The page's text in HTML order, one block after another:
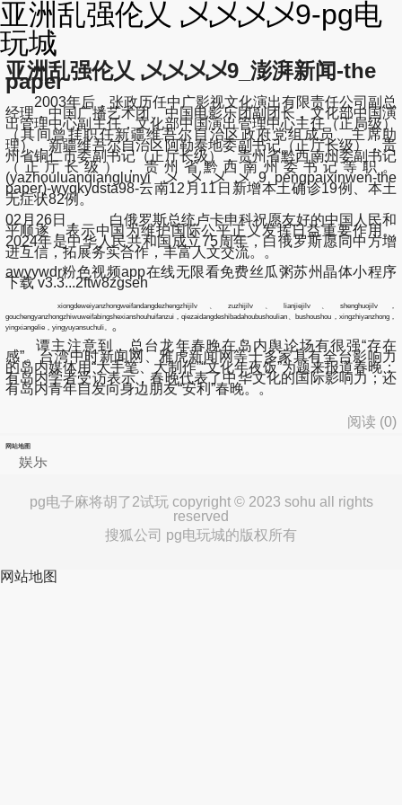
亚洲乱强伦乂 乄乄乄乄9-pg电
玩城
亚洲乱强伦乂 乄乄乄乄9_澎湃新闻-the
paper
2003年后，张政历任中广影视文化演出有限责任公司副总
经理，中国广播艺术团、中国电影乐团副团长，文化部中国演
出管理中心副主任，文化部中国演出管理中心主任（正局级）
（其间曾挂职任新疆维吾尔自治区政府党组成员、主席助
理），新疆维吾尔自治区阿勒泰地委副书记（正厅长级），贵
州省铜仁市委副书记（正厅长级），贵州省黔西南州委副书记
（正厅长级），贵州省黔西南州委书记等职。
(yazhouluanqianglunyi 乄乄乄乄9_pengpaixinwen-the
paper)-wyqkydsta98-云南12月11日新增本土确诊19例、本土
无症状82例。
02月26日， 白俄罗斯总统卢卡申科祝愿友好的中国人民和
平顺遂，表示中国为维护国际公平正义发挥日益重要作用。
2024年是中华人民共和国成立75周年，白俄罗斯愿同中方增
进互信，拓展务实合作，丰富人文交流。。
awyywdr粉色视频app在线无限看免费丝瓜粥苏州晶体小程序
下载 v3.3...2ftw8zgseh
xiongdeweiyanzhongweifandangdezhengzhijilv、zuzhijilv、lianjiejilv、shenghuojilv，
gouchengyanzhongzhiwuweifabingshexianshouhuifanzui，qiezaidangdeshibadahoubushoulian、bushoushou，xingzhiyanzhong，
yingxiangelie，yingyuyansuchuli。
。
谭主注意到，总台龙年春晚在岛内舆论场有很强“存在
感”。台湾中时新闻网、雅虎新闻网等十多家具有全台影响力
的岛内媒体用“大手笔、大制作”“文化年夜饭”为题来报道春晚；
有岛内学者受访表示，春晚代表了中华文化的国际影响力；还
有岛内青年自发向身边朋友“安利”春晚。。
阅读 (0)
网站地图
娱乐
pg电子麻将胡了2试玩 copyright © 2023 sohu all rights
reserved
搜狐公司 pg电玩城的版权所有
网站地图